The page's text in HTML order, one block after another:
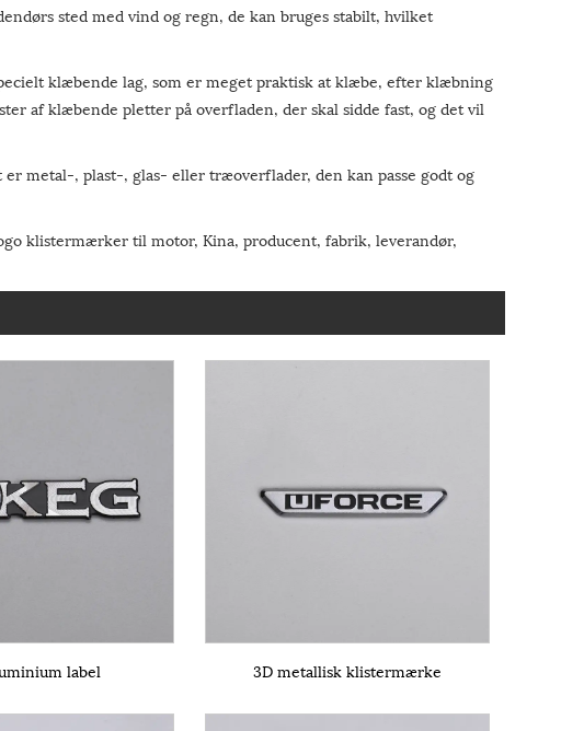
sted med vind og regn, de kan bruges stabilt, hvilket
klæbende lag, som er meget praktisk at klæbe, efter klæbning
af klæbende pletter på overfladen, der skal sidde fast, og det vil
metal-, plast-, glas- eller træoverflader, den kan passe godt og
klistermærker til motor, Kina, producent, fabrik, leverandør,
label 3D metallisk klistermærke